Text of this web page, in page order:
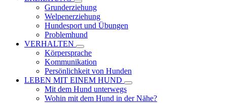
Grunderziehung
Welpenerziehung
Hundesport und Übungen
Problemhund
VERHALTEN
Körpersprache
Kommunikation
Persönlichkeit von Hunden
LEBEN MIT EINEM HUND
Mit dem Hund unterwegs
Wohin mit dem Hund in der Nähe?